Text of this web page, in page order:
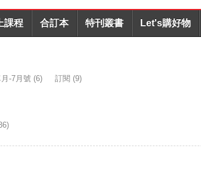
課程 合訂本 特刊叢書 Let's購好物
-7月號 (6) 訂閱 (9)